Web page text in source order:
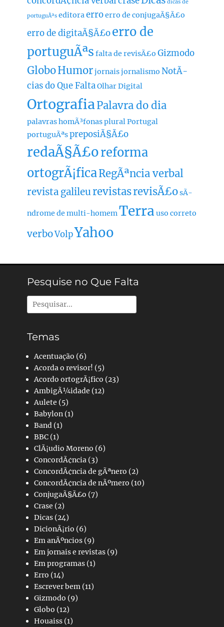
dicas de
portuguÃªs editoraerroerro de conjugaÃ§Ã£o
erro de digitaÃ§Ã£oerro de
portuguÃªs falta de revisÃ£o Gizmodo
GloboHumorjornaisjornalismo NotÃ­
cias do Que FaltaOlhar Digital
OrtografiaPalavra do dia
palavras homÃ³fonaspluralPortugal
portuguÃªspreposiÃ§Ã£o
redaÃ§Ã£oreforma
ortogrÃ¡ficaRegÃªncia verbal
revista galileurevistasrevisÃ£osÃ­
ndrome de multi-homemTerra uso correto
verboVolpYahoo
Pesquise no Que Falta
Pesquisar
por:
Temas
Acentuação (6)
Acorda o revisor! (5)
Acordo ortogrÃ¡fico (23)
AmbigÃ¼idade (12)
Aulete (5)
Babylon (1)
Band (1)
BBC (1)
ClÃ¡udio Moreno (6)
ConcordÃ¢ncia (3)
ConcordÃ¢ncia de gÃªnero (2)
ConcordÃ¢ncia de nÃºmero (10)
ConjugaÃ§Ã£o (7)
Crase (2)
Dicas (24)
DicionÃ¡rio (6)
Em anÃºncios (9)
Em jornais e revistas (9)
Em programas (1)
Erro (14)
Escrever bem (11)
Gizmodo (9)
Globo (12)
Houaiss (1)